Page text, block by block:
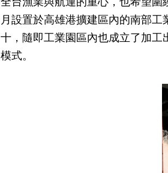
月設置於高雄港擴建區內的南部
十，隨即工業園區內也成立了加
模式。